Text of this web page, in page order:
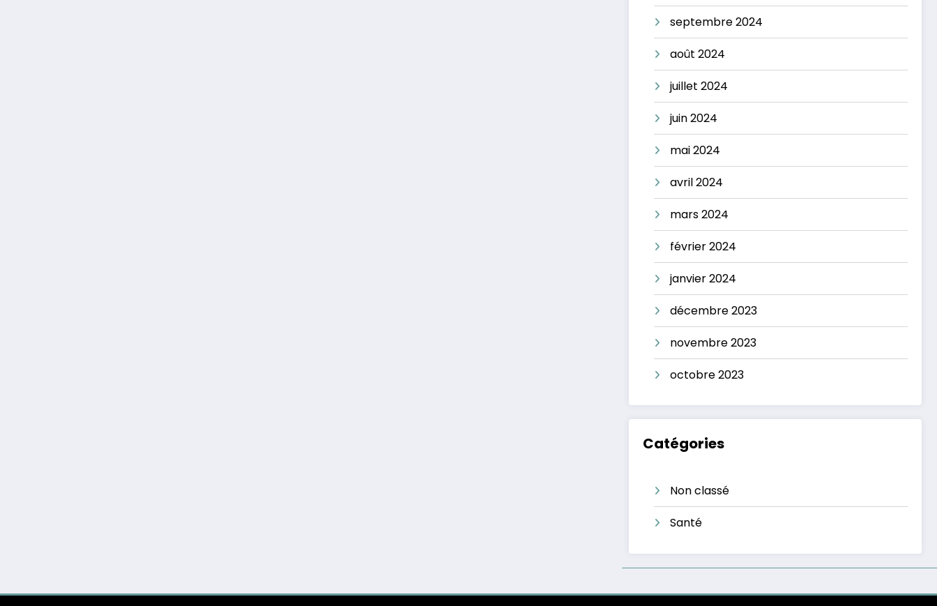
septembre 2024
août 2024
juillet 2024
juin 2024
mai 2024
avril 2024
mars 2024
février 2024
janvier 2024
décembre 2023
novembre 2023
octobre 2023
Catégories
Non classé
Santé